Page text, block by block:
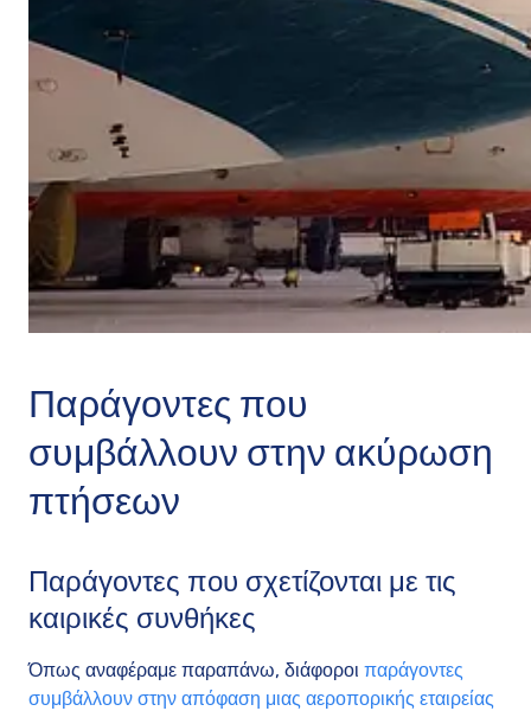
Παράγοντες που
συμβάλλουν στην ακύρωση
πτήσεων
Παράγοντες που σχετίζονται με τις
καιρικές συνθήκες
Όπως αναφέραμε παραπάνω, διάφοροι παράγοντες
συμβάλλουν στην απόφαση μιας αεροπορικής εταιρείας